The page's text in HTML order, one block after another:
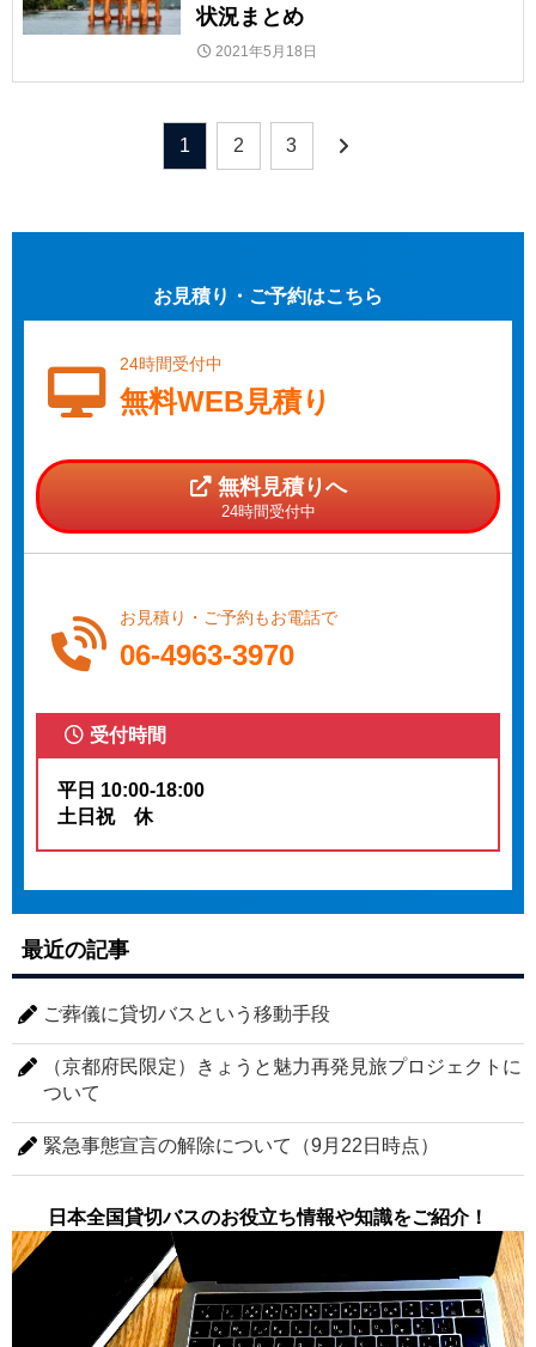
状況まとめ
2021年5月18日
1 2 3
お見積り・ご予約はこちら
24時間受付中
無料WEB見積り
無料見積りへ
24時間受付中
お見積り・ご予約もお電話で
06-4963-3970
受付時間
平日 10:00-18:00
土日祝 休
最近の記事
ご葬儀に貸切バスという移動手段
（京都府民限定）きょうと魅力再発見旅プロジェクトに
ついて
緊急事態宣言の解除について（9月22日時点）
日本全国貸切バスのお役立ち情報や知識をご紹介！